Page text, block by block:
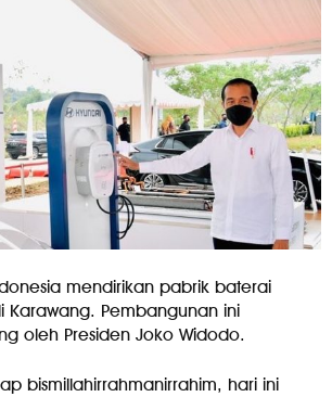
mendirikan pabrik baterai
Karawang. Pembangunan ini
oleh Presiden Joko Widodo.
bismillahirrahmanirrahim, hari ini